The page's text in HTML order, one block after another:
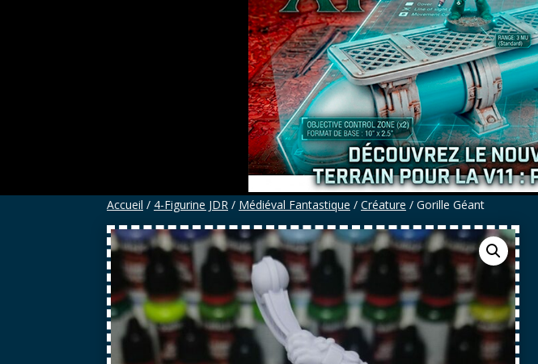
Accueil / 4-Figurine JDR / Médiéval Fantastique / Créature / Gorille Géant